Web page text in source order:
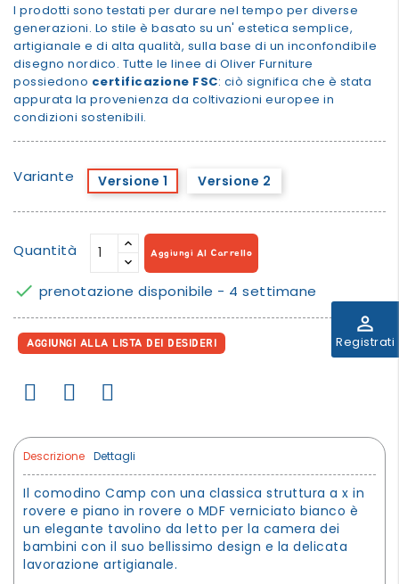
perm_identity
Registrati
I prodotti sono testati per durare nel tempo per diverse
generazioni. Lo stile è basato su un' estetica semplice,
artigianale e di alta qualità, sulla base di un inconfondibile
disegno nordico. Tutte le linee di Oliver Furniture
possiedono certificazione FSC: ciò significa che è stata
appurata la provenienza da coltivazioni europee in
condizioni sostenibili.
Variante Versione 1 Versione 2
Quantità Aggiungi Al Carrello
 prenotazione disponibile - 4 settimane
AGGIUNGI ALLA LISTA DEI DESIDERI
Descrizione Dettagli
Il comodino Camp con una classica struttura a x in
rovere e piano in rovere o MDF verniciato bianco è
un elegante tavolino da letto per la camera dei
bambini con il suo bellissimo design e la delicata
lavorazione artigianale.